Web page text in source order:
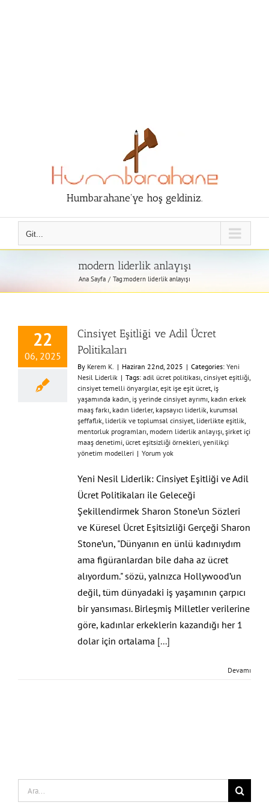
Humbarahane'ye hoş geldiniz.
Git...
modern liderlik anlayışı
Ana Sayfa Tag:modern liderlik anlayışı
22
06, 2025
Cinsiyet Eşitliği ve Adil Ücret
Politikaları
By Kerem K. | Haziran 22nd, 2025 | Categories: Yeni
Nesil Liderlik | Tags: adil ücret politikası, cinsiyet eşitliği,
cinsiyet temelli önyargılar, eşit işe eşit ücret, iş
yaşamında kadın, iş yerinde cinsiyet ayrımı, kadın erkek
maaş farkı, kadın liderler, kapsayıcı liderlik, kurumsal
şeffaflık, liderlik ve toplumsal cinsiyet, liderlikte eşitlik,
mentorluk programları, modern liderlik anlayışı, şirket içi
maaş denetimi, ücret eşitsizliği örnekleri, yenilikçi
yönetim modelleri | Yorum yok
Yeni Nesil Liderlik: Cinsiyet Eşitliği ve Adil
Ücret Politikaları ile Geleceği
Şekillendirmek Sharon Stone’un Sözleri
ve Küresel Ücret Eşitsizliği Gerçeği Sharon
Stone’un, "Dünyanın en ünlü kadınıydım
ama figüranlardan bile daha az ücret
alıyordum." sözü, yalnızca Hollywood’un
değil, tüm dünyadaki iş yaşamının çarpıcı
bir yansıması. Birleşmiş Milletler verilerine
göre, kadınlar erkeklerin kazandığı her 1
dolar için ortalama [...]
Devamı
Search
for: